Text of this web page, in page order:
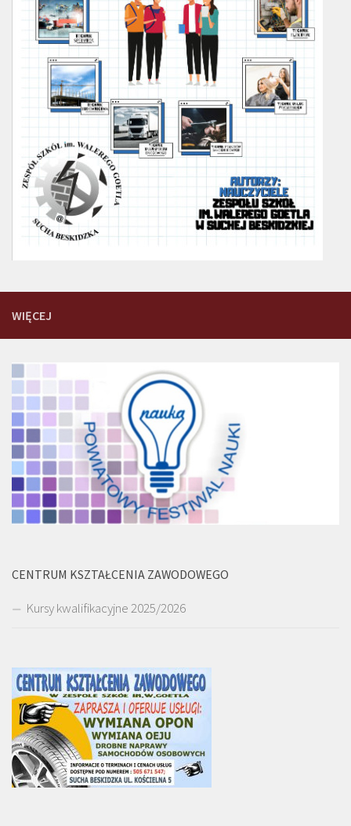
WIĘCEJ
CENTRUM KSZTAŁCENIA ZAWODOWEGO
Kursy kwalifikacyjne 2025/2026